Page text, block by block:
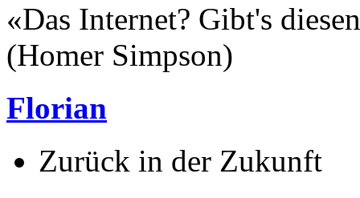
«Das Internet? Gibt's
(Homer Simpson)
Florian
Zurück in der Zukunft